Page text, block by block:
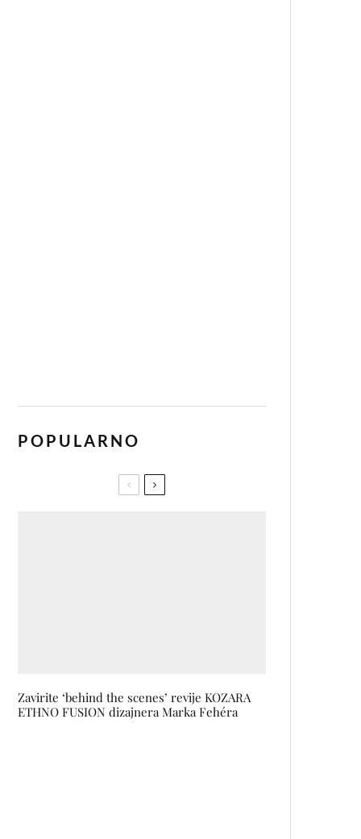
POPULARNO
Zavirite ‘behind the scenes’ revije KOZARA
ETHNO FUSION dizajnera Marka Fehéra